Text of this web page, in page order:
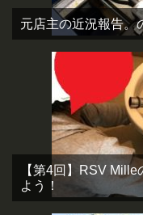
元店主の近況報告。
【第4回】RSV
よう！